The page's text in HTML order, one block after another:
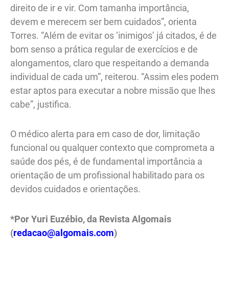
direito de ir e vir. Com tamanha importância,
devem e merecem ser bem cuidados”, orienta
Torres. “Além de evitar os ‘inimigos’ já citados, é de
bom senso a prática regular de exercícios e de
alongamentos, claro que respeitando a demanda
individual de cada um”, reiterou. “Assim eles podem
estar aptos para executar a nobre missão que lhes
cabe”, justifica.
O médico alerta para em caso de dor, limitação
funcional ou qualquer contexto que comprometa a
saúde dos pés, é de fundamental importância a
orientação de um profissional habilitado para os
devidos cuidados e orientações.
*Por Yuri Euzébio, da Revista Algomais
(redacao@algomais.com)